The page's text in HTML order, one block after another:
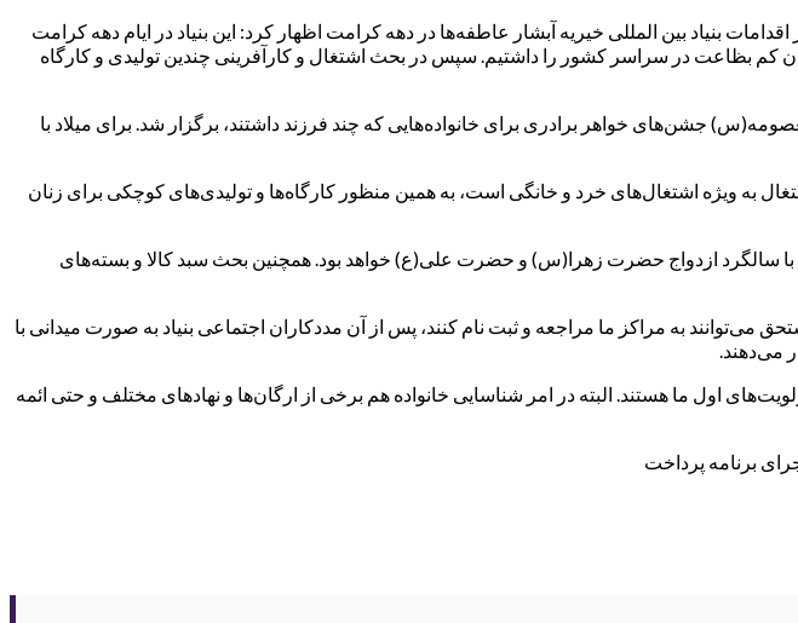
بنیاد بین المللی خیریه آبشار عاطفه‌ها در دهه کرامت اظهار کرد: این بنیاد در ایام دهه کرامت
کم بظاعت در سراسر کشور را داشتیم. سپس در بحث اشتغال و کارآفرینی چندین تولیدی‌ و کارگاه
جشن‌های خواهر برادری برای خانواده‌هایی که چند فرزند داشتند، برگزار شد. برای میلاد با
به ویژه اشتغال‌های خرد و خانگی است، به همین‌ منظور کارگاه‌ها و تولیدی‌های کوچکی برای زنان
سالگرد ازدواج حضرت زهرا(س) و حضرت علی(ع) خواهد بود. همچنین بحث سبد کالا و بسته‌های
به مراکز ما مراجعه و ثبت نام کنند، پس از آن مددکاران اجتماعی بنیاد به صورت میدانی با
می‌دهند.
اول ما هستند. البته در امر شناسایی خانواده هم برخی از ارگان‌ها و نهادهای مختلف و حتی ائمه
برنامه پرداخت